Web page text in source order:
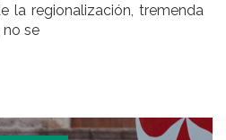
la regionalización, tremenda
no se